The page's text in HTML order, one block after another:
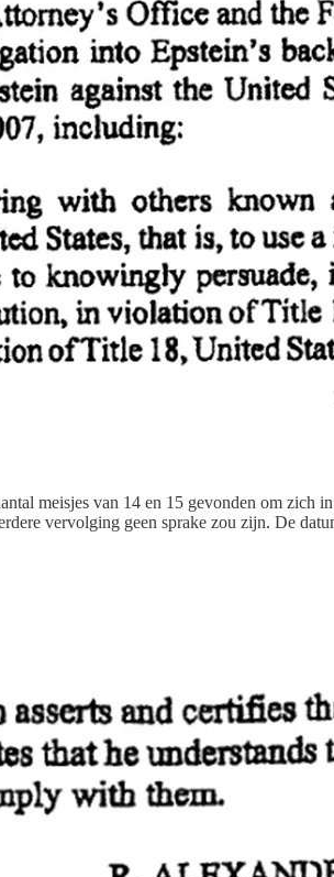
meisjes van 14 en 15 gevonden om zich in
vervolging geen sprake zou zijn. De